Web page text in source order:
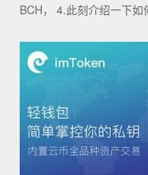
BCH， 4.此刻介绍一下如